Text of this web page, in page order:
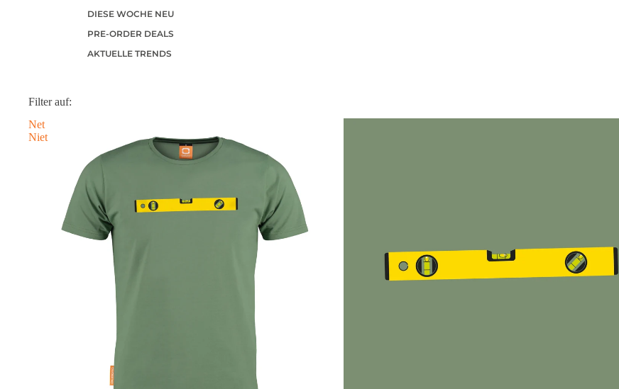
DIESE WOCHE NEU
PRE-ORDER DEALS
AKTUELLE TRENDS
Filter auf:
Net
Niet